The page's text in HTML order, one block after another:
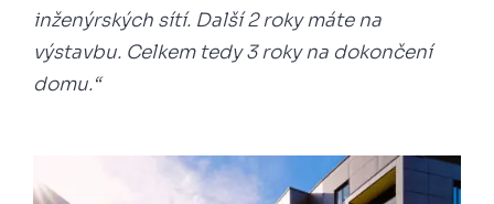
inženýrských sítí. Další 2 roky máte na
výstavbu. Celkem tedy 3 roky na dokončení
domu.“